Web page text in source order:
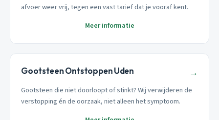
afvoer weer vrij, tegen een vast tarief dat je vooraf kent.
Meer informatie
Gootsteen Ontstoppen Uden →
Gootsteen die niet doorloopt of stinkt? Wij verwijderen de
verstopping én de oorzaak, niet alleen het symptoom.